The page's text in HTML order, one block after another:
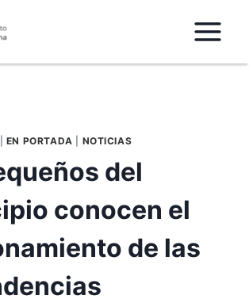
EN PORTADA NOTICIAS
del
conocen el
de las